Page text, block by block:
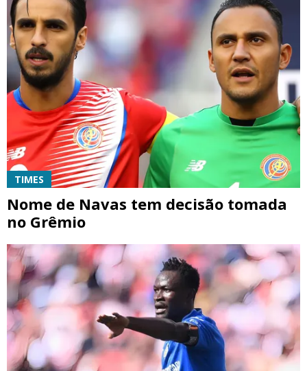
TIMES
Nome de Navas tem decisão tomada
no Grêmio